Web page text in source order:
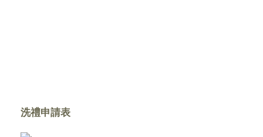
洗禮申請表